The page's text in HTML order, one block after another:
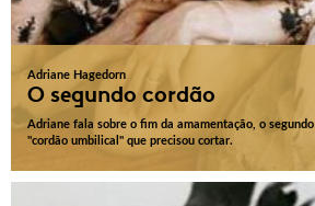
Adriane Hagedorn
O segundo cordão
Adriane fala sobre o fim da amamentação, o segundo
"cordão umbilical" que precisou cortar.